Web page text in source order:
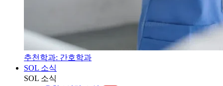
추천학과: 간호학과